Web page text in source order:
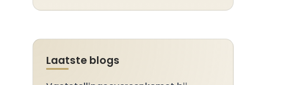
Laatste blogs